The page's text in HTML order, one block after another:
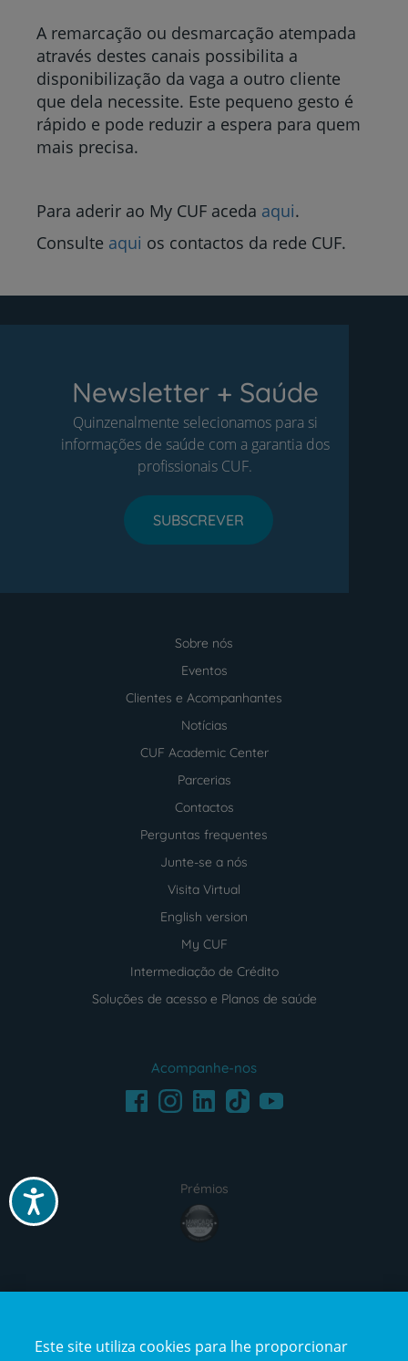
Acessibilidade
A remarcação ou desmarcação atempada
através destes canais possibilita a
disponibilização da vaga a outro cliente
que dela necessite. Este pequeno gesto é
rápido e pode reduzir a espera para quem
mais precisa.
Para aderir ao My CUF aceda aqui.
Consulte aqui os contactos da rede CUF.
Newsletter + Saúde
Quinzenalmente selecionamos para si
informações de saúde com a garantia dos
profissionais CUF.
SUBSCREVER
Sobre nós
Eventos
Clientes e Acompanhantes
Notícias
CUF Academic Center
Parcerias
Contactos
Perguntas frequentes
Junte-se a nós
Visita Virtual
English version
My CUF
Intermediação de Crédito
Soluções de acesso e Planos de saúde
Acompanhe-nos
FacebookInstagramLinkedInTikTokYoutube
Prémios
award4
certification2certification3
Este site utiliza cookies para lhe proporcionar